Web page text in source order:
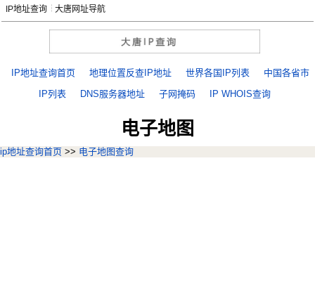
大唐网址导航
IP地址查询
IP地址查询首页 地理位置反查IP地址 世界各国IP列表
中国各省市
IP列表
DNS服务器地址 子网掩码 IP WHOIS查询
电子地图
ip地址查询首页 >> 电子地图查询